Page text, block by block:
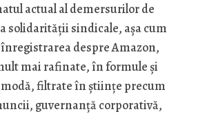
actual al demersurilor de
solidarităţii sindicale, aşa cum
despre Amazon,
mai rafinate, în formule şi
filtrate în ştiinţe precum
guvernanţă corporativă,